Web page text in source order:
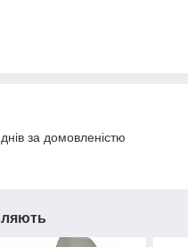
за домовленістю